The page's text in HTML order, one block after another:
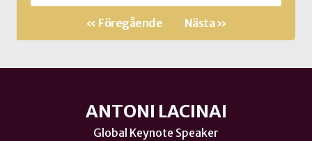
« Föregående Nästa »
ANTONI LACINAI
Global Keynote Speaker